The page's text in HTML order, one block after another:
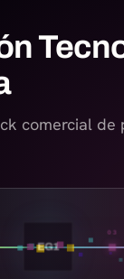
comercial de
EG1